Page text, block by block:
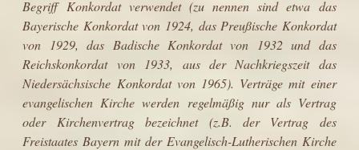
Begriff Konkordat verwendet (zu nennen sind etwa das
Bayerische Konkordat von 1924, das Preußische Konkordat
von 1929, das Badische Konkordat von 1932 und das
Reichskonkordat von 1933, aus der Nachkriegszeit das
Niedersächsische Konkordat von 1965). Verträge mit einer
evangelischen Kirche werden regel­mäßig nur als Vertrag
oder Kirchenvertrag bezeichnet (z.B. der Vertrag des
Freistaates Bayern mit der Evangelisch-Lutherischen Kirche